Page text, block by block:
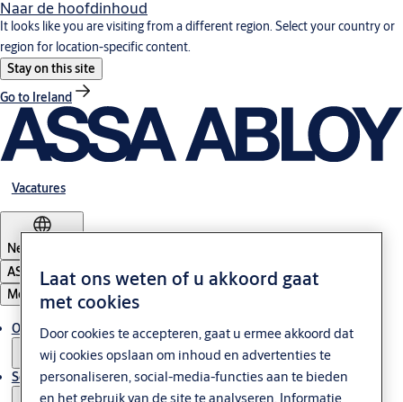
Naar de hoofdinhoud
It looks like you are visiting from a different region. Select your country or
region for location-specific content.
Stay on this site
Go to Ireland
Vacatures
Netherlands
ASSA ABLOY Group
Menu
Oplossingen
Service & Onderhoud
Laat ons weten of u akkoord gaat
met cookies
Door cookies te accepteren, gaat u ermee akkoord dat
wij cookies opslaan om inhoud en advertenties te
personaliseren, social-media-functies aan te bieden
en het gebruik van de site te analyseren. Informatie